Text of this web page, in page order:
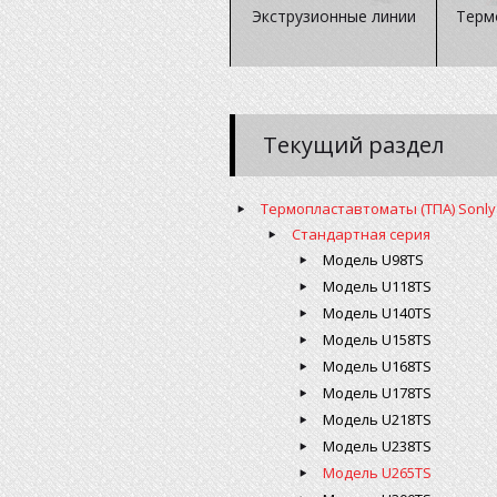
Экструзионные линии
Текущий раздел
Термопластавтоматы (ТПА) Sonly
Стандартная серия
Модель U98TS
Модель U118TS
Модель U140TS
Модель U158TS
Модель U168TS
Модель U178TS
Модель U218TS
Модель U238TS
Модель U265TS